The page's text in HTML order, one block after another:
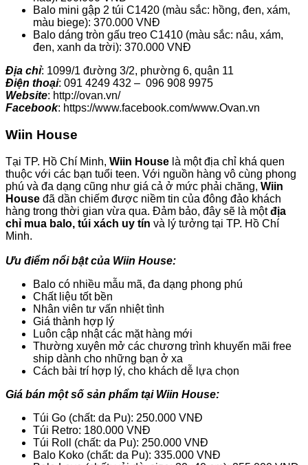
Balo mini gập 2 túi C1420 (màu sắc: hồng, đen, xám,
màu biege): 370.000 VNĐ
Balo dáng tròn gấu treo C1410 (màu sắc: nâu, xám,
đen, xanh da trời): 370.000 VNĐ
Địa chỉ: 1099/1 đường 3/2, phường 6, quận 11
Điện thoại: 091 4249 432 – 096 908 9975
Website: http://ovan.vn/
Facebook: https://www.facebook.com/www.Ovan.vn
Wiin House
Tại TP. Hồ Chí Minh, Wiin House là một địa chỉ khá quen
thuộc với các bạn tuổi teen. Với nguồn hàng vô cùng phong
phú và đa dạng cũng như giá cả ở mức phải chăng, Wiin
House đã dần chiếm được niềm tin của đông đảo khách
hàng trong thời gian vừa qua. Đảm bảo, đây sẽ là mộtđịa
chỉ mua balo, túi xách uy tín và lý tưởng tại TP. Hồ Chí
Minh.
Ưu điểm nổi bật của Wiin House:
Balo có nhiều mẫu mã, đa dạng phong phú
Chất liệu tốt bền
Nhân viên tư vấn nhiệt tình
Giá thành hợp lý
Luôn cập nhật các mặt hàng mới
Thường xuyên mở các chương trình khuyến mãi free
ship dành cho những bạn ở xa
Cách bài trí hợp lý, cho khách dễ lựa chọn
Giá bán một số sản phẩm tại Wiin House:
Túi Go (chất: da Pu): 250.000 VNĐ
Túi Retro: 180.000 VNĐ
Túi Roll (chất: da Pu): 250.000 VNĐ
Balo Koko (chất: da Pu): 335.000 VNĐ